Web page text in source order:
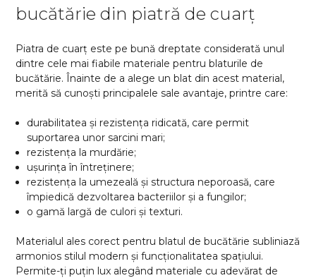
bucătărie din piatră de cuarț
Piatra de cuarț este pe bună dreptate considerată unul
dintre cele mai fiabile materiale pentru blaturile de
bucătărie. Înainte de a alege un blat din acest material,
merită să cunoști principalele sale avantaje, printre care:
durabilitatea și rezistența ridicată, care permit
suportarea unor sarcini mari;
rezistența la murdărie;
ușurința în întreținere;
rezistența la umezeală și structura neporoasă, care
împiedică dezvoltarea bacteriilor și a fungilor;
o gamă largă de culori și texturi.
Materialul ales corect pentru blatul de bucătărie subliniază
armonios stilul modern și funcționalitatea spațiului.
Permite-ți puțin lux alegând materiale cu adevărat de